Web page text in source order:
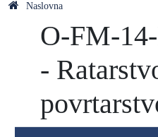
Naslovna
O-FM-
-